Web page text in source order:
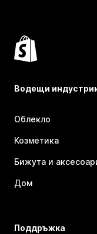
Водещи
Облекло
Козметика
Бижута и
Дом
Поддръжка